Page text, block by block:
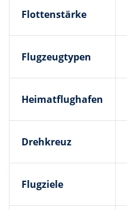
Flottenstärke
Flugzeugtypen
Heimatflughafen
Drehkreuz
Flugziele